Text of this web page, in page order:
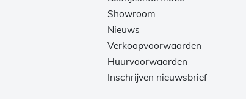
Showroom
Nieuws
Verkoopvoorwaarden
Huurvoorwaarden
Inschrijven nieuwsbrief